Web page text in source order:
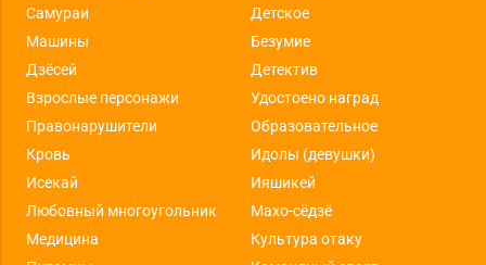
Самураи
Детское
Машины
Безумие
Дзёсей
Детектив
Взрослые персонажи
Удостоено наград
Правонарушители
Образовательное
Кровь
Идолы (девушки)
Исекай
Ияшикей
Любовный многоугольник
Махо-сёдзё
Медицина
Культура отаку